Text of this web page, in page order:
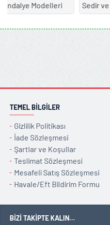
Sedir ve Koltuk Modelleri
TEMEL BILGILER
Gizlilik Politikası
İade Sözleşmesi
Şartlar ve Koşullar
Teslimat Sözleşmesi
Mesafeli Satış Sözleşmesi
Havale/Eft Bildirim Formu
BIZI TAKIPTE KALIN...